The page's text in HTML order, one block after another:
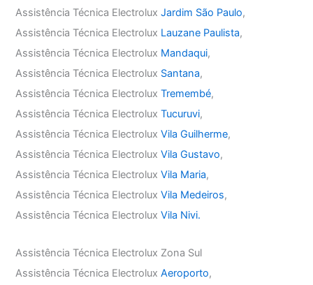
Assistência Técnica ElectroluxJardim São Paulo,
Assistência Técnica Electrolux Lauzane Paulista,
Assistência Técnica Electrolux Mandaqui,
Assistência Técnica Electrolux Santana,
Assistência Técnica ElectroluxTremembé,
Assistência Técnica ElectroluxTucuruvi,
Assistência Técnica ElectroluxVila Guilherme,
Assistência Técnica ElectroluxVila Gustavo,
Assistência Técnica ElectroluxVila Maria,
Assistência Técnica ElectroluxVila Medeiros,
Assistência Técnica ElectroluxVila Nivi.
Assistência Técnica Electrolux Zona Sul
Assistência Técnica ElectroluxAeroporto,